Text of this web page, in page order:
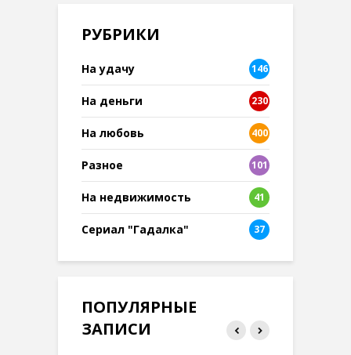
РУБРИКИ
На удачу 146
На деньги 230
На любовь 400
Разное
101
8
На недвижимость 41
Сериал "Гадалка" 37
ПОПУЛЯРНЫЕ
ЗАПИСИ